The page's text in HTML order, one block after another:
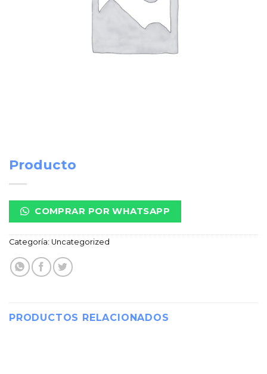
Producto
COMPRAR POR WHATSAPP
Categoría: Uncategorized
PRODUCTOS RELACIONADOS